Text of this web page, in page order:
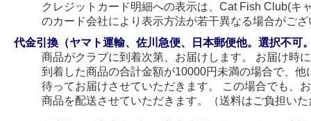
クレジットカード明細への表示は、Cat Fish Club(キ
のカード会社により表示方法が若干異なる場合がござ
代金引換（ヤマト運輸、佐川急便、日本郵便他。選択不可
商品がクラブに到着次第、お届けします。 お届け時
到着した商品の合計金額が10000円未満の場合で、
待ってお届けさせていただきます。 この場合でも、
商品を配送させていただきます。（送料はご負担い